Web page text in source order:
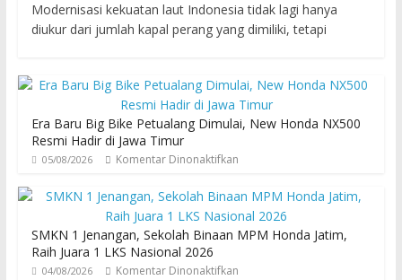
Modernisasi kekuatan laut Indonesia tidak lagi hanya
diukur dari jumlah kapal perang yang dimiliki, tetapi
Era Baru Big Bike Petualang Dimulai, New Honda NX500
Resmi Hadir di Jawa Timur
05/08/2026 Komentar Dinonaktifkan
SMKN 1 Jenangan, Sekolah Binaan MPM Honda Jatim,
Raih Juara 1 LKS Nasional 2026
04/08/2026 Komentar Dinonaktifkan